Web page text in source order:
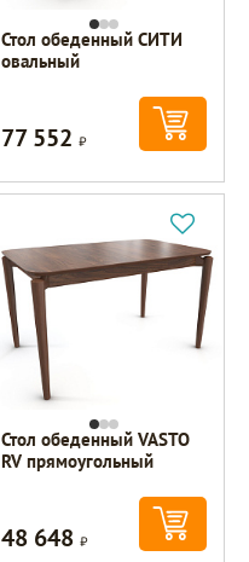
Стол обеденный СИТИ
овальный
77 552Р
Стол обеденный VASTO
RV прямоугольный
48 648Р